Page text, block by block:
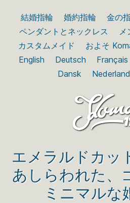
結婚指輪 婚約指輪 金の
ペンダントとネックレス
メ
カスタムメイド
およそ
English
Deutsch Français
Dansk
エメラルドカッ
あしらわれた、
ミニマルな